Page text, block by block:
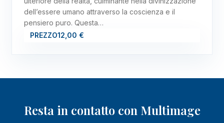
dell’essere umano attraverso la coscienza e il
pensiero puro. Questa…
PREZZO12,00 €
Resta in contatto con Multimage